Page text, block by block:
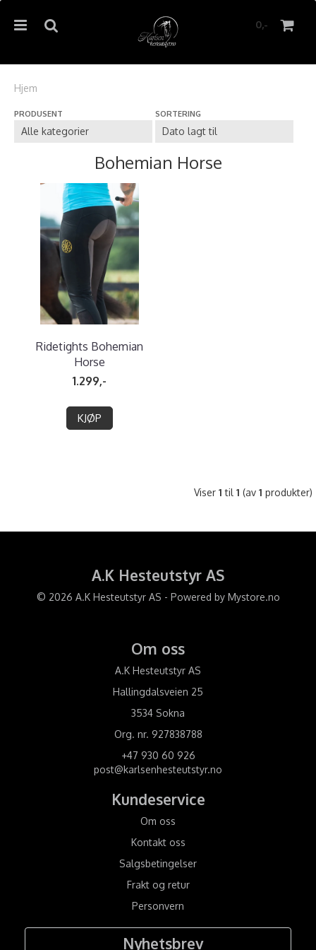
0,-
Hjem
PRODUSENT SORTERING
Bohemian Horse
Ridetights Bohemian
Horse
1.299,-
KJØP
Viser 1 til 1 (av 1 produkter)
A.K Hesteutstyr AS
© 2026 A.K Hesteutstyr AS - Powered by Mystore.no
Om oss
A.K Hesteutstyr AS
Hallingdalsveien 25
3534 Sokna
Org. nr. 927838788
+47 930 60 926
post@karlsenhesteutstyr.no
Kundeservice
Om oss
Kontakt oss
Salgsbetingelser
Frakt og retur
Personvern
Nyhetsbrev